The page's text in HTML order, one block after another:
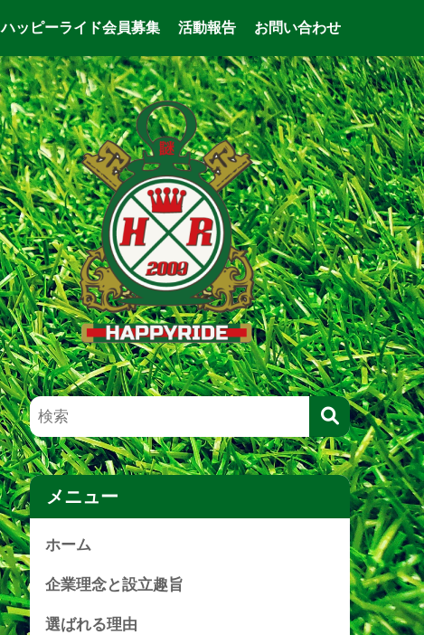
ハッピーライド会員募集 活動報告 お問い合わせ
メニュー
ホーム
企業理念と設立趣旨
選ばれる理由